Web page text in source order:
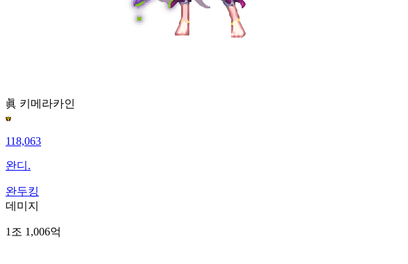
眞 키메라카인
118,063
완디.
완두킹
데미지
1조 1,006억